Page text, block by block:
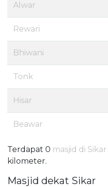
Alwar
Rewari
Bhiwani
Tonk
Hisar
Beawar
Terdapat 0 masjid di Sikar
kilometer.
Masjid dekat Sikar